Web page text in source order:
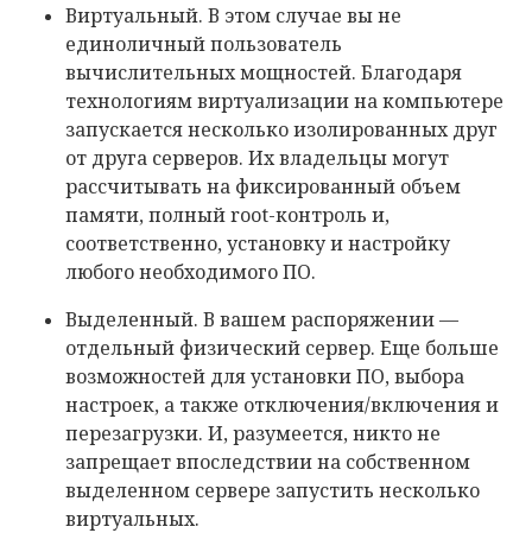
Виртуальный. В этом случае вы не
единоличный пользователь
вычислительных мощностей. Благодаря
технологиям виртуализации на компьютере
запускается несколько изолированных друг
от друга серверов. Их владельцы могут
рассчитывать на фиксированный объем
памяти, полный root-контроль и,
соответственно, установку и настройку
любого необходимого ПО.
Выделенный. В вашем распоряжении —
отдельный физический сервер. Еще больше
возможностей для установки ПО, выбора
настроек, а также отключения/включения и
перезагрузки. И, разумеется, никто не
запрещает впоследствии на собственном
выделенном сервере запустить несколько
виртуальных.